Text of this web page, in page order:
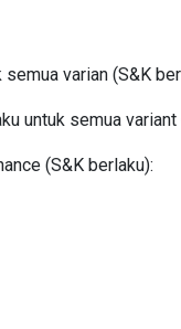
varian (S&K
untuk semua
(S&K berlaku):